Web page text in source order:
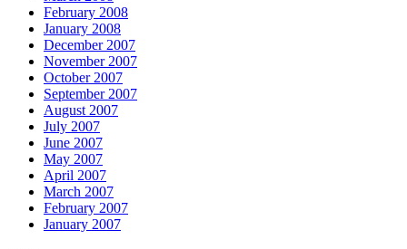
February 2008
January 2008
December 2007
November 2007
October 2007
September 2007
August 2007
July 2007
June 2007
May 2007
April 2007
March 2007
February 2007
January 2007